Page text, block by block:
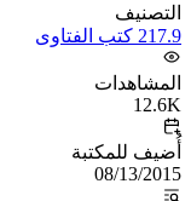
التصنيف
217.9 كتب الفتاوى
المشاهدات
12.6K
أُضيف للمكتبة
08/13/2015